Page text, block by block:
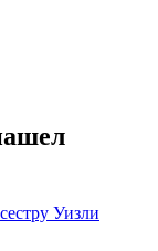
Уизли